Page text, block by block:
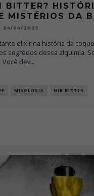
BITTER?
MISTÉRIOS DA
24/04/2025
elixir na história da
segredos dessa alquimia.
Você dev...
MIXOLOGIA NIB BITTER